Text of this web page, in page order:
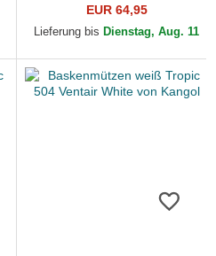
EUR 64,95
Lieferung bis Dienstag, Aug. 11